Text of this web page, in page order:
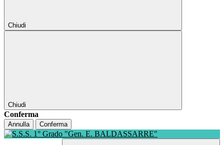
Chiudi
Chiudi
Conferma
Annulla Conferma